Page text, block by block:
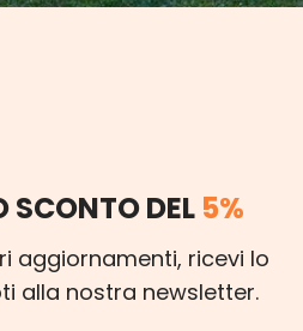
SCONTO DEL 5%
aggiornamenti, ricevi lo
alla nostra newsletter.